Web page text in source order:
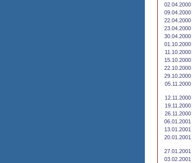
02.04.2000
09.04.2000
22.04.2000
23.04.2000
30.04.2000
01.10.2000
11.10.2000
15.10.2000
22.10.2000
29.10.2000
05.11.2000
12.11.2000
19.11.2000
26.11.2000
06.01.2001
13.01.2001
20.01.2001
27.01.2001
03.02.2001